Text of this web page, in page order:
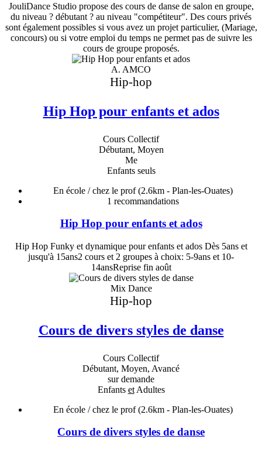
JouliDance Studio propose des cours de danse de salon en groupe,
du niveau ? débutant ? au niveau "compétiteur". Des cours privés
sont également possibles si vous avez un projet particulier, (Mariage,
concours) ou si votre emploi du temps ne permet pas de suivre les
cours de groupe proposés.
A. AMCO
Hip-hop
Hip Hop pour enfants et ados
Cours Collectif
Débutant, Moyen
Me
Enfants seuls
En école / chez le prof(2.6km - Plan-les-Ouates)
1 recommandations
Hip Hop pour enfants et ados
Hip Hop Funky et dynamique pour enfants et ados Dès 5ans et
jusqu'à 15ans2 cours et 2 groupes à choix: 5-9ans et 10-
14ansReprise fin août
Mix Dance
Hip-hop
Cours de divers styles de danse
Cours Collectif
Débutant, Moyen, Avancé
sur demande
Enfants etAdultes
En école / chez le prof(2.6km - Plan-les-Ouates)
Cours de divers styles de danse